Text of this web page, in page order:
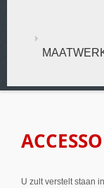
U zult verstelt staan